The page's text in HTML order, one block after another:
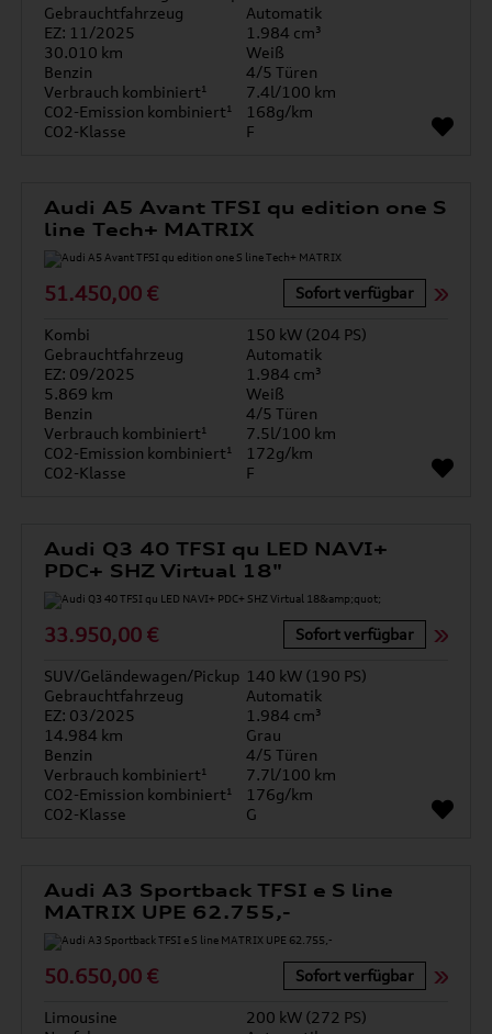
Gebrauchtfahrzeug
Automatik
EZ: 11/2025
1.984 cm³
30.010 km
Weiß
Benzin
4/5 Türen
Verbrauch kombiniert¹
7.4l/100 km
CO2-Emission kombiniert¹
168g/km
CO2-Klasse
F
Audi A5 Avant TFSI qu edition one S
line Tech+ MATRIX
51.450,00 € Sofort verfügbar
Kombi
150 kW (204 PS)
Gebrauchtfahrzeug
Automatik
EZ: 09/2025
1.984 cm³
5.869 km
Weiß
Benzin
4/5 Türen
Verbrauch kombiniert¹
7.5l/100 km
CO2-Emission kombiniert¹
172g/km
CO2-Klasse
F
Audi Q3 40 TFSI qu LED NAVI+
PDC+ SHZ Virtual 18"
33.950,00 € Sofort verfügbar
SUV/Geländewagen/Pickup 140 kW (190 PS)
Gebrauchtfahrzeug
Automatik
EZ: 03/2025
1.984 cm³
14.984 km
Grau
Benzin
4/5 Türen
Verbrauch kombiniert¹
7.7l/100 km
CO2-Emission kombiniert¹
176g/km
CO2-Klasse
G
Audi A3 Sportback TFSI e S line
MATRIX UPE 62.755,-
50.650,00 € Sofort verfügbar
Limousine
200 kW (272 PS)